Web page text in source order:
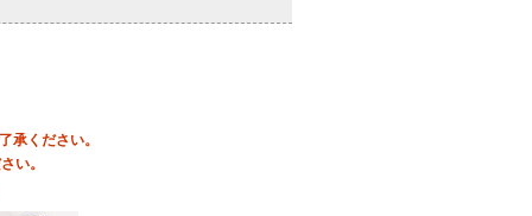
承ください。
い。